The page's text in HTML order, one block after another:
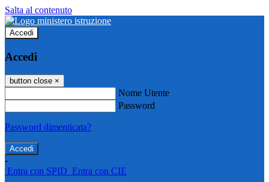
Salta al contenuto
Accedi
Accedi
button close ×
Nome Utente
Password
Password dimenticata?
-
Entra con SPID Entra con CIE